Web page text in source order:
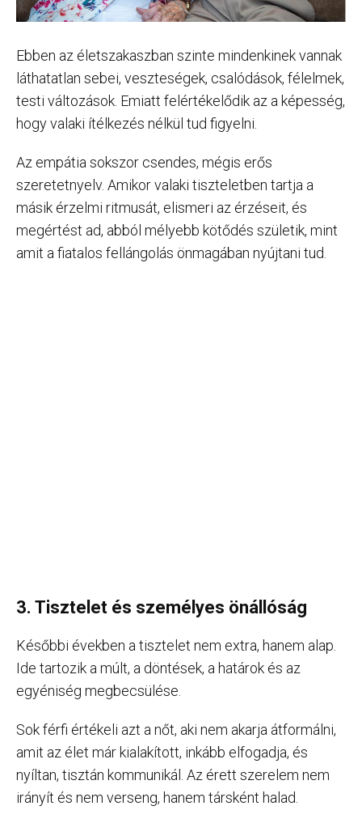
Ebben az életszakaszban szinte mindenkinek vannak
láthatatlan sebei, veszteségek, csalódások, félelmek,
testi változások. Emiatt felértékelődik az a képesség,
hogy valaki ítélkezés nélkül tud figyelni.
Az empátia sokszor csendes, mégis erős
szeretetnyelv. Amikor valaki tiszteletben tartja a
másik érzelmi ritmusát, elismeri az érzéseit, és
megértést ad, abból mélyebb kötődés születik, mint
amit a fiatalos fellángolás önmagában nyújtani tud.
3. Tisztelet és személyes önállóság
Későbbi években a tisztelet nem extra, hanem alap.
Ide tartozik a múlt, a döntések, a határok és az
egyéniség megbecsülése.
Sok férfi értékeli azt a nőt, aki nem akarja átformálni,
amit az élet már kialakított, inkább elfogadja, és
nyíltan, tisztán kommunikál. Az érett szerelem nem
irányít és nem verseng, hanem társként halad.